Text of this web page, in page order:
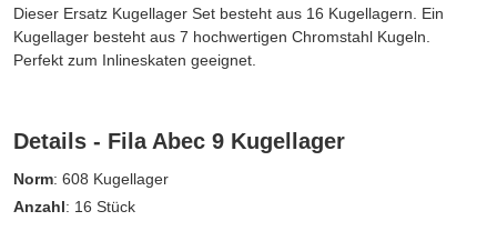
Dieser Ersatz Kugellager Set besteht aus 16 Kugellagern. Ein
Kugellager besteht aus 7 hochwertigen Chromstahl Kugeln.
Perfekt zum Inlineskaten geeignet.
Details - Fila Abec 9 Kugellager
Norm: 608 Kugellager
Anzahl: 16 Stück